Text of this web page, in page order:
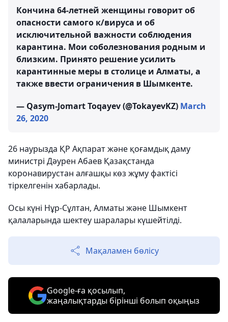
Кончина 64-летней женщины говорит об
опасности самого к/вируса и об
исключительной важности соблюдения
карантина. Мои соболезнования родным и
близким. Принято решение усилить
карантинные меры в столице и Алматы, а
также ввести ограничения в Шымкенте.
— Qasym-Jomart Toqayev (@TokayevKZ) March
26, 2020
26 наурызда ҚР Ақпарат және қоғамдық даму
министрі Дәурен Абаев Қазақстанда
коронавирустан алғашқы көз жұму фактісі
тіркелгенін хабарлады.
Осы күні Нұр-Сұлтан, Алматы және Шымкент
қалаларында шектеу шаралары күшейтілді.
Мақаламен бөлісу
Google-ға қосылып,
жаңалықтарды бірінші болып оқыңыз